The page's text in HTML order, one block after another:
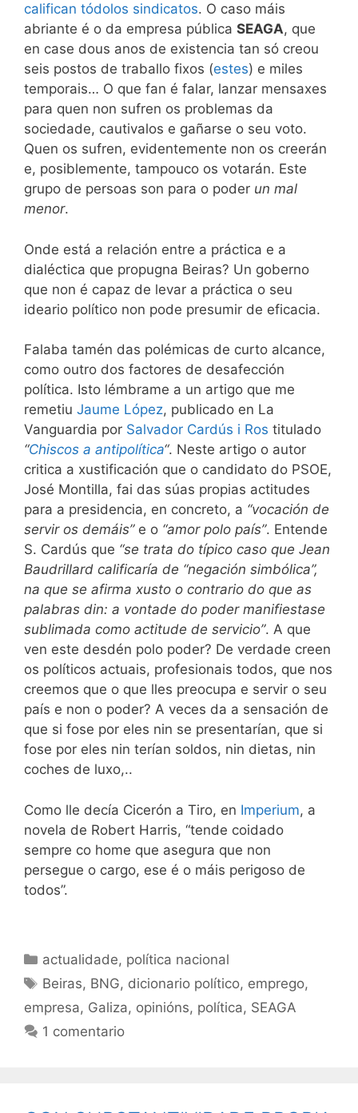
califican tódolos sindicatos. O caso máis
abriante é o da empresa pública SEAGA, que
en case dous anos de existencia tan só creou
seis postos de traballo fixos (estes) e miles
temporais… O que fan é falar, lanzar mensaxes
para quen non sufren os problemas da
sociedade, cautivalos e gañarse o seu voto.
Quen os sufren, evidentemente non os creerán
e, posiblemente, tampouco os votarán. Este
grupo de persoas son para o poder un mal
menor.
Onde está a relación entre a práctica e a
dialéctica que propugna Beiras? Un goberno
que non é capaz de levar a práctica o seu
ideario político non pode presumir de eficacia.
Falaba tamén das polémicas de curto alcance,
como outro dos factores de desafección
política. Isto lémbrame a un artigo que me
remetiu Jaume López, publicado en La
Vanguardia por Salvador Cardús i Ros titulado
“Chiscos a antipolítica“. Neste artigo o autor
critica a xustificación que o candidato do PSOE,
José Montilla, fai das súas propias actitudes
para a presidencia, en concreto, a “vocación de
servir os demáis”e o “amor polo país”. Entende
S. Cardús que “se trata do típico caso que Jean
Baudrillard calificaría de “negación simbólica”,
na que se afirma xusto o contrario do que as
palabras din: a vontade do poder manifiestase
sublimada como actitude de servicio”. A que
ven este desdén polo poder? De verdade creen
os políticos actuais, profesionais todos, que nos
creemos que o que lles preocupa e servir o seu
país e non o poder? A veces da a sensación de
que si fose por eles nin se presentarían, que si
fose por eles nin terían soldos, nin dietas, nin
coches de luxo,..
Como lle decía Cicerón a Tiro, en Imperium, a
novela de Robert Harris, “tende coidado
sempre co home que asegura que non
persegue o cargo, ese é o máis perigoso de
todos”.
Categorías
actualidade, política nacional
Etiquetas
Beiras, BNG, dicionario político, emprego,
empresa, Galiza, opinións, política, SEAGA
1 comentario